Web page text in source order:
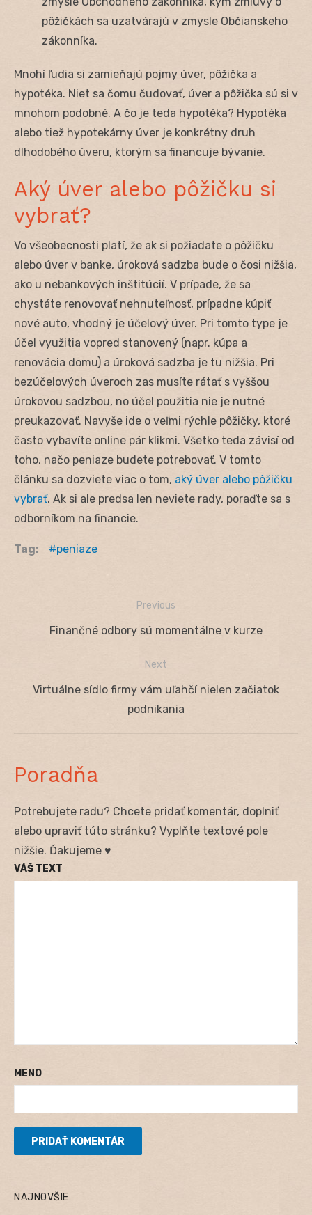
pôžičkách sa uzatvárajú v zmysle Občianskeho
zákonníka.
Mnohí ľudia si zamieňajú pojmy úver, pôžička a
hypotéka. Niet sa čomu čudovať, úver a pôžička sú si v
mnohom podobné. A čo je teda hypotéka? Hypotéka
alebo tiež hypotekárny úver je konkrétny druh
dlhodobého úveru, ktorým sa financuje bývanie.
Aký úver alebo pôžičku si
vybrať?
Vo všeobecnosti platí, že ak si požiadate o pôžičku
alebo úver v banke, úroková sadzba bude o čosi nižšia,
ako u nebankových inštitúcií. V prípade, že sa
chystáte renovovať nehnuteľnosť, prípadne kúpiť
nové auto, vhodný je účelový úver. Pri tomto type je
účel využitia vopred stanovený (napr. kúpa a
renovácia domu) a úroková sadzba je tu nižšia. Pri
bezúčelových úveroch zas musíte rátať s vyššou
úrokovou sadzbou, no účel použitia nie je nutné
preukazovať. Navyše ide o veľmi rýchle pôžičky, ktoré
často vybavíte online pár klikmi. Všetko teda závisí od
toho, načo peniaze budete potrebovať. V tomto
článku sa dozviete viac o tom, aký úver alebo pôžičku
vybrať. Ak si ale predsa len neviete rady, poraďte sa s
odborníkom na financie.
Tag: peniaze
Navigácia
Previous
Previous
Finančné odbory sú momentálne v kurze
Next
Next
Virtuálne sídlo firmy vám uľahčí nielen začiatok
podnikania
Poradňa
Potrebujete radu? Chcete pridať komentár, doplniť
alebo upraviť túto stránku? Vyplňte textové pole
nižšie. Ďakujeme ♥
VÁŠ TEXT
MENO
NAJNOVŠIE